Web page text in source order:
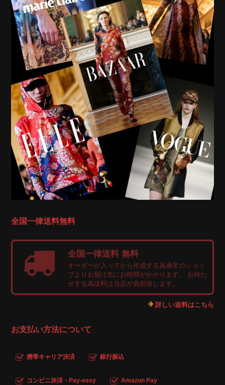
全国一律送料無料
全国一律送料 無料
オーダーが入ってから作成する為通常のショッ
プよりお届け迄にお時間がかかります。 お待た
せする為送料は当店が負担致します。
詳しい送料はこちら
お支払い方法について
携帯キャリア決済 銀行振込
コンビニ決済・Pay-easy Amazon Pay